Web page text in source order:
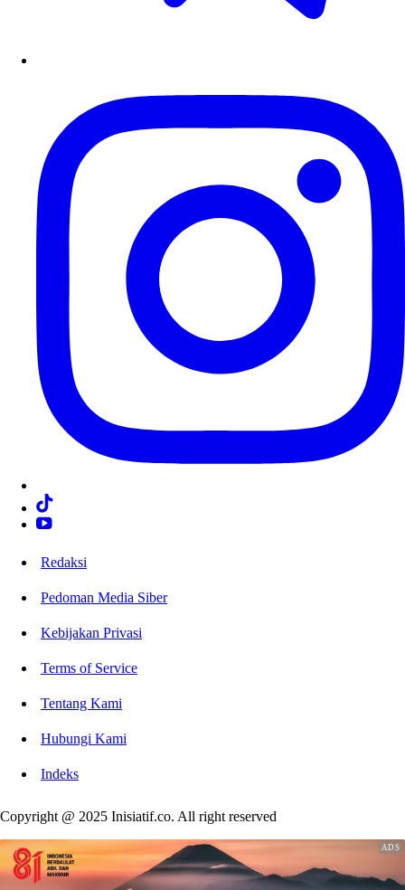
Redaksi
Pedoman Media Siber
Kebijakan Privasi
Terms of Service
Tentang Kami
Hubungi Kami
Indeks
Copyright @ 2025 Inisiatif.co. All right reserved